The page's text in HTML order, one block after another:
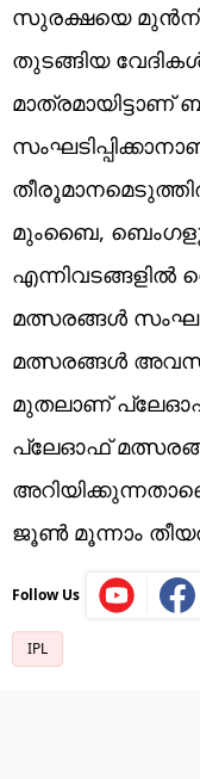
സുരക്ഷയെ
തുടങ്ങിയ
മാത്രമായിട്ടാണ്
മുംബൈ,
എന്നിവടങ്ങളിൽ
മത്സരങ്ങൾ
മത്സരങ്ങൾ
മുതലാണ്
പ്ലേഓഫ്
ജൂൺ മൂന്നാം
Follow Us
IPL